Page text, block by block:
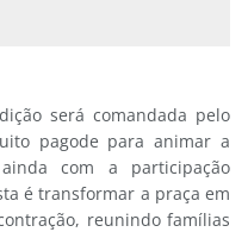
será comandada pelo
pagode para animar a
com a participação
é transformar a praça em
reunindo famílias